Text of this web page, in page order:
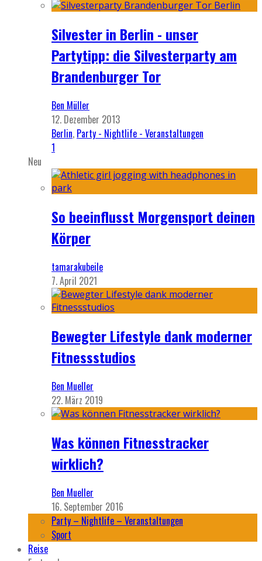
Silvester in Berlin - unser
Partytipp: die Silvesterparty am
Brandenburger Tor
Ben Müller
12. Dezember 2013
Berlin, Party - Nightlife - Veranstaltungen
1
Neu
So beeinflusst Morgensport deinen
Körper
tamarakubeile
7. April 2021
Bewegter Lifestyle dank moderner
Fitnessstudios
Ben Mueller
22. März 2019
Was können Fitnesstracker
wirklich?
Ben Mueller
16. September 2016
Party – Nightlife – Veranstaltungen
Sport
Reise